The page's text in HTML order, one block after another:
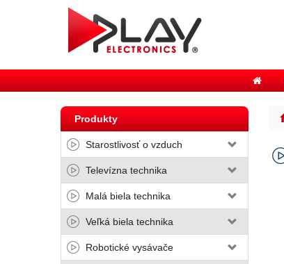
Produkty
Starostlivosť o vzduch
Televízna technika
Malá biela technika
Veľká biela technika
Robotické vysávače